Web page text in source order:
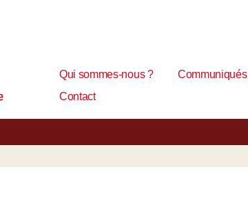
Qui sommes-nous ? Communiqués
Contact